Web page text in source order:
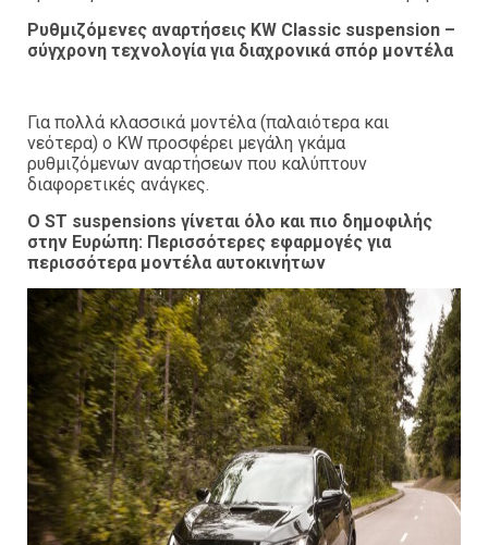
Ρυθμιζόμενες αναρτήσεις KW Classic suspension –
σύγχρονη τεχνολογία για διαχρονικά σπόρ μοντέλα
Για πολλά κλασσικά μοντέλα (παλαιότερα και
νεότερα) ο KW προσφέρει μεγάλη γκάμα
ρυθμιζόμενων αναρτήσεων που καλύπτουν
διαφορετικές ανάγκες.
Ο ST suspensions γίνεται όλο και πιο δημοφιλής
στην Ευρώπη: Περισσότερες εφαρμογές για
περισσότερα μοντέλα αυτοκινήτων